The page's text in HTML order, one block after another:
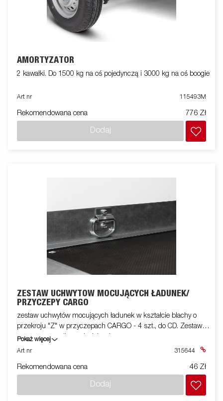
AMORTYZATOR
2 kawałki. Do 1500 kg na oś pojedynczą i 3000 kg na oś boogie
Art nr 115493M
Rekomendowana cena 776 Zł
Dodaj
ZESTAW UCHWYTÓW MOCUJĄCYCH ŁADUNEK/
PRZYCZEPY CARGO
zestaw uchwytów mocujących ładunek w kształcie blachy o
przekroju "Z" w przyczepach CARGO - 4 szt., do CD. Zestaw
montowany na listwach dolnych.
Pokaż więcej
Art nr
315644
Rekomendowana cena 46 Zł
Dodaj